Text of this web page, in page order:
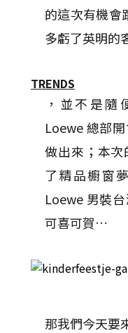
的這次有機會
多虧了英明的
TRENDS
，並不是隨
Loewe 總部
做出來；本
了精品櫥窗
Loewe 男裝
可喜可賀…
那我們今天要